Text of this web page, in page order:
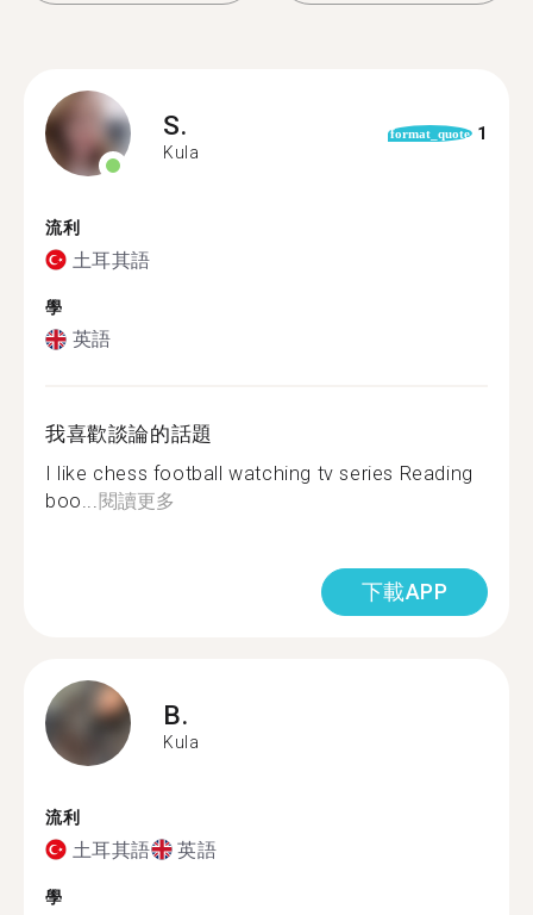
S.
Kula
format_quote 1
流利
土耳其語
學
英語
我喜歡談論的話題
I like chess football watching tv series Reading
boo...閱讀更多
下載APP
B.
Kula
流利
土耳其語 英語
學